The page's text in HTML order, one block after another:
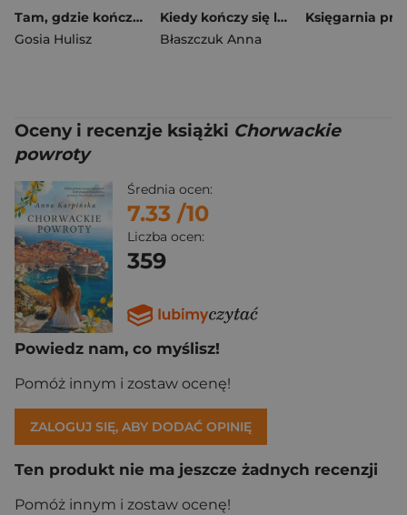
Tam, gdzie kończy się tor lotu
Gosia Hulisz
Kiedy kończy się lato
Błaszczuk Anna
Oceny i recenzje książki Chorwackie
powroty
Średnia ocen:
7.33 /10
Liczba ocen:
359
Powiedz nam, co myślisz!
Pomóż innym i zostaw ocenę!
ZALOGUJ SIĘ, ABY DODAĆ OPINIĘ
Ten produkt nie ma jeszcze żadnych recenzji
Pomóż innym i zostaw ocenę!